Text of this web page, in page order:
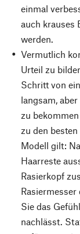
einmal
auch krauses
werden.
Vermutlich
Urteil zu
Schritt von
langsam,
zu
zu den
Modell gilt:
Haarreste
Rasierkopf
Sie das
nachlässt.